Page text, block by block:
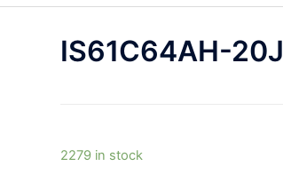
IS61C64AH-20J
2279 in stock